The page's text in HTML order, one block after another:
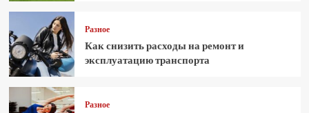
Разное
Как снизить расходы на ремонт и
эксплуатацию транспорта
Разное